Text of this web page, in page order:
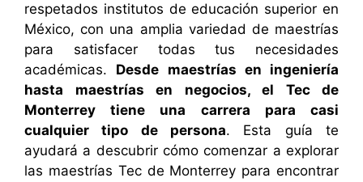
respetados institutos de educación superior en
México, con una amplia variedad de maestrías
para satisfacer todas tus necesidades
académicas. Desde maestrías en ingeniería
hasta maestrías en negocios, el Tec de
Monterrey tiene una carrera para casi
cualquier tipo de persona. Esta guía te
ayudará a descubrir cómo comenzar a explorar
las maestrías Tec de Monterrey para encontrar